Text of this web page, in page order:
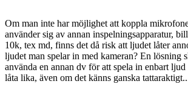
Om man inte har möjlighet att koppla
använder sig av annan inspelningsapparatur,
10k, tex md, finns det då risk att ljudet låter
ljudet man spelar in med kameran? En lösning
använda en annan dv för att spela in enbart
låta lika, även om det känns ganska